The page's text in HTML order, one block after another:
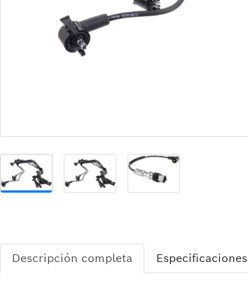
Descripción completa Especificaciones